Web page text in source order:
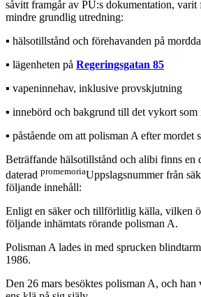
såvitt framgår av PU:s dokumentation,
mindre grundlig utredning:
▪︎ hälsotillstånd och förehavanden på
▪︎ lägenheten på Regeringsgatan 85
▪︎ vapeninnehav, inklusive provskjutning
▪︎ innebörd och bakgrund till det vykort
▪︎ påstående om att polisman A efter mordet
Beträffande hälsotillstånd och alibi finns en
daterad promemoriaUppslagsnummer från
följande innehåll:
Enligt en säker och tillförlitlig källa, vilken
följande inhämtats rörande polisman A.
Polisman A lades in med sprucken
1986.
Den 26 mars besöktes polisman A, och